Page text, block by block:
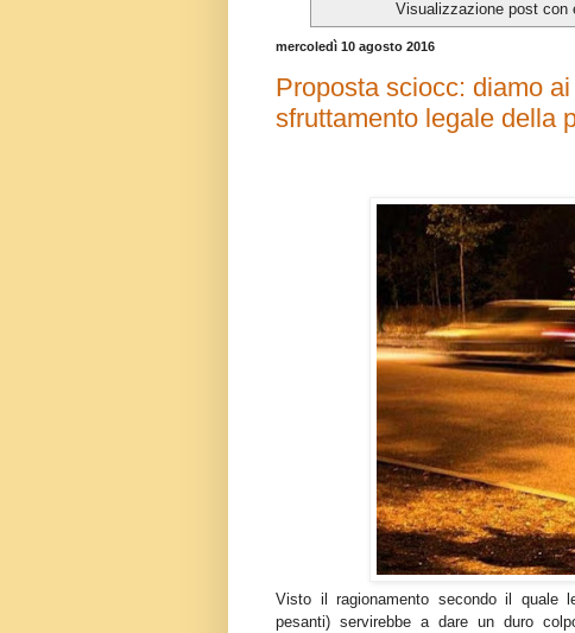
Visualizzazione post con
mercoledì 10 agosto 2016
Proposta sciocc: diamo
sfruttamento legale della
Visto il ragionamento secondo il quale
pesanti) servirebbe a dare un duro